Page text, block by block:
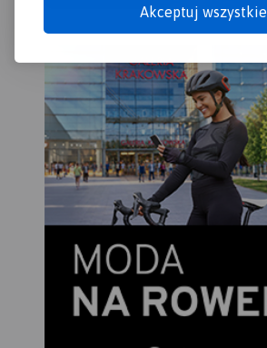
Akceptuj wszystkie